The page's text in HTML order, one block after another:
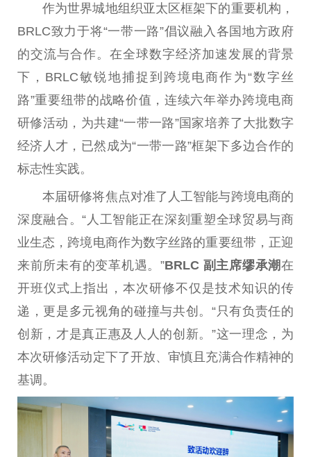
作为世界城地组织亚太区框架下的重要机构，
BRLC致力于将“一带一路”倡议融入各国地方政府
的交流与合作。在全球数字经济加速发展的背景
下，BRLC敏锐地捕捉到跨境电商作为“数字丝
路”重要纽带的战略价值，连续六年举办跨境电商
研修活动，为共建“一带一路”国家培养了大批数字
经济人才，已然成为“一带一路”框架下多边合作的
标志性实践。
本届研修将焦点对准了人工智能与跨境电商的
深度融合。“人工智能正在深刻重塑全球贸易与商
业生态，跨境电商作为数字丝路的重要纽带，正迎
来前所未有的变革机遇。”BRLC 副 主席缪承潮在
开班仪式上指出，本次研修不仅是技术知识的传
递，更是多元视角的碰撞与共创。“只有负责任的
创新，才是真正惠及人人的创新。”这一理念，为
本次研修活动定下了开放、审慎且充满合作精神的
基调。